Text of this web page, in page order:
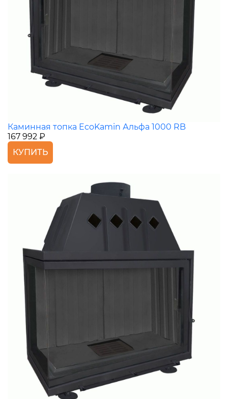
Каминная топка EcoKamin Альфа 1000 RB
167 992 ₽
КУПИТЬ